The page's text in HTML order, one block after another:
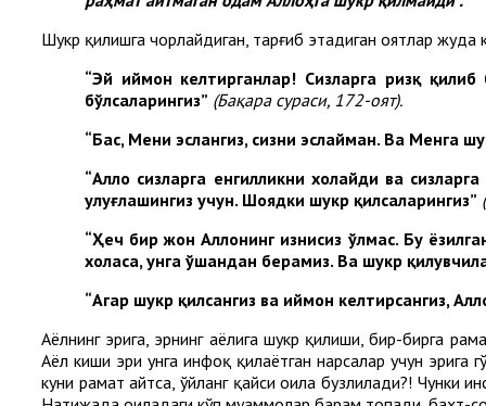
Шукр қилишга чорлайдиган, тарғиб этадиган оятлар жуда
“Эй иймон келтирганлар! Сизларга ризқ
бўлсаларингиз” (Бақара сураси, 172-оят).
“Бас, Мени эслангиз, сизни эслайман. Ва Менга
“Аллоҳ сизларга енгилликни хоҳлайди ва
улуғлашингиз учун. Шоядки шукр қилсаларингиз”
“Ҳеч бир жон Аллоҳнинг изнисиз ўлмас. Бу
хоҳласа, унга ўшандан берамиз. Ва шукр
“Агар шукр қилсангиз ва иймон келтирсангиз,
Аёлнинг эрига, эрнинг аёлига шукр қилиши, бир-бирга
Аёл киши эри унга инфоқ қилаётган нарсалар учун эрига
куни раҳмат айтса, ўйланг қайси оила бузлилади?! Чунки